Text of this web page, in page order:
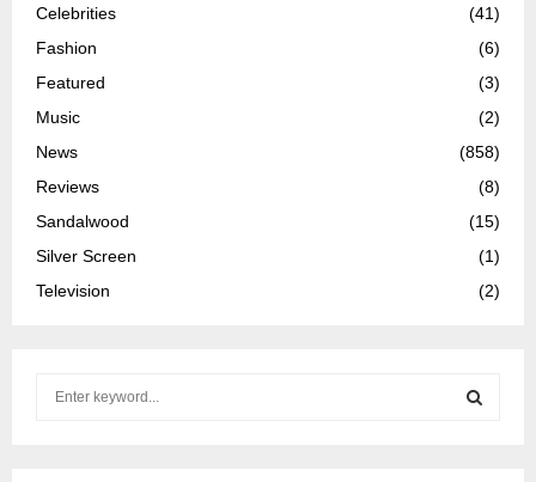
Celebrities
(41)
Fashion
(6)
Featured
(3)
Music
(2)
News
(858)
Reviews
(8)
Sandalwood
(15)
Silver Screen
(1)
Television
(2)